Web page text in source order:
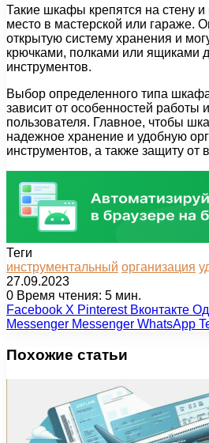
Такие шкафы крепятся на стену и
место в мастерской или гараже.
открытую систему хранения и
крючками, полками или ящиками
инструментов.
Выбор определенного типа
зависит от особенностей работы
пользователя. Главное, чтобы
надежное хранение и удобную
инструментов, а также защиту от
Теги
инструментальный организация
27.09.2023
0 Время чтения: 5 мин.
Facebook X Pinterest Вконтакте
Messenger Messenger WhatsApp
Похожие статьи